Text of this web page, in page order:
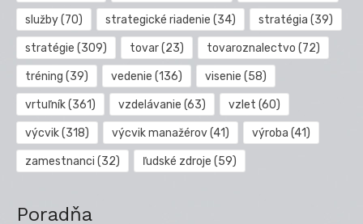
služby(70) strategické riadenie (34) stratégia (39)
stratégie (309) tovar(23) tovaroznalectvo (72)
tréning (39) vedenie (136) visenie (58)
vrtuľník(361) vzdelávanie (63) vzlet (60)
výcvik(318) výcvik manažérov(41) výroba (41)
zamestnanci (32) ľudské zdroje (59)
Poradňa